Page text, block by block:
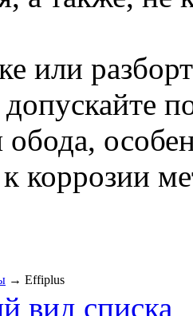
или
коррозии
→ Effiplus
вид списка